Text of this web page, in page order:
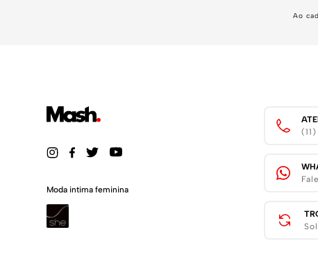
Ao
Moda intima feminina